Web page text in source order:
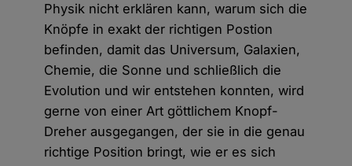
Physik nicht erklären kann, warum sich die
Knöpfe in exakt der richtigen Postion
befinden, damit das Universum, Galaxien,
Chemie, die Sonne und schließlich die
Evolution und wir entstehen konnten, wird
gerne von einer Art göttlichem Knopf-
Dreher ausgegangen, der sie in die genau
richtige Position bringt, wie er es sich